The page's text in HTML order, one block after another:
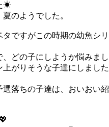
☀
のようでした。
ですがこの時期の幼魚シリ
どの子にしようか悩みまし
がりそうな子達にしました
落ちの子達は、おいおい紹